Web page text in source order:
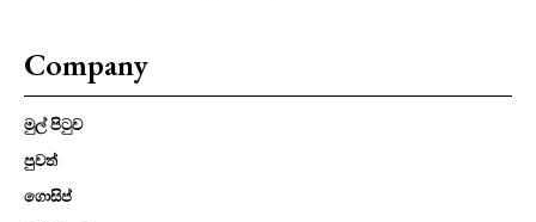
Company
මුල් පිටුව
පුවත්
ගොසිප්